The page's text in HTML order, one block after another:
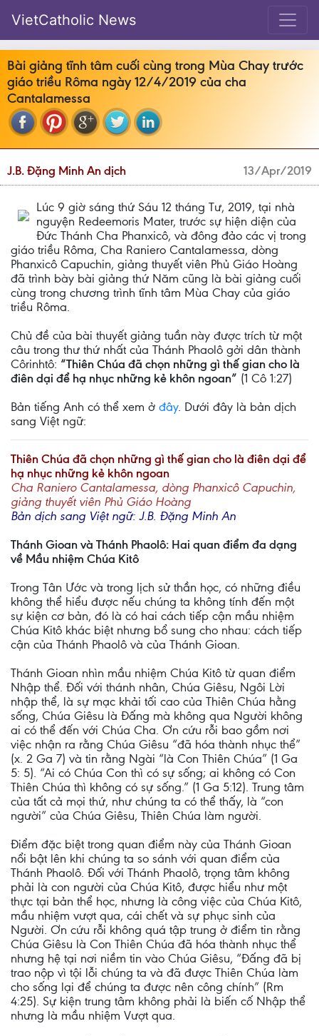
VietCatholic News
Bài giảng tĩnh tâm cuối cùng trong Mùa Chay trước
giáo triều Rôma ngày 12/4/2019 của cha
Cantalamessa
J.B. Đặng Minh An dịch 13/Apr/2019
Lúc 9 giờ sáng thứ Sáu 12 tháng Tư, 2019, tại nhà
nguyện Redeemoris Mater, trước sự hiện diện của
Đức Thánh Cha Phanxicô, và đông đảo các vị trong
giáo triều Rôma, Cha Raniero Cantalamessa, dòng
Phanxicô Capuchin, giảng thuyết viên Phủ Giáo Hoàng
đã trình bày bài giảng thứ Năm cũng là bài giảng cuối
cùng trong chương trình tĩnh tâm Mùa Chay của giáo
triều Rôma.
Chủ đề của bài thuyết giảng tuần này được trích từ một
câu trong thư thứ nhất của Thánh Phaolô gởi dân thành
Côrinhtô: “Thiên Chúa đã chọn những gì thế gian cho là
điên dại để hạ nhục những kẻ khôn ngoan” (1 Cô 1:27)
Bản tiếng Anh có thể xem ở đây. Dưới đây là bản dịch
sang Việt ngữ:
Thiên Chúa đã chọn những gì thế gian cho là điên dại để
hạ nhục những kẻ khôn ngoan
Cha Raniero Cantalamessa, dòng Phanxicô Capuchin,
giảng thuyết viên Phủ Giáo Hoàng
Bản dịch sang Việt ngữ: J.B. Đặng Minh An
Thánh Gioan và Thánh Phaolô: Hai quan điểm đa dạng
về Mầu nhiệm Chúa Kitô
Trong Tân Ước và trong lịch sử thần học, có những điều
không thể hiểu được nếu chúng ta không tính đến một
sự kiện cơ bản, đó là có hai cách tiếp cận mầu nhiệm
Chúa Kitô khác biệt nhưng bổ sung cho nhau: cách tiếp
cận của Thánh Phaolô và của Thánh Gioan.
Thánh Gioan nhìn mầu nhiệm Chúa Kitô từ quan điểm
Nhập thể. Đối với thánh nhân, Chúa Giêsu, Ngôi Lời
nhập thể, là sự mạc khải tối cao của Thiên Chúa hằng
sống, Chúa Giêsu là Đấng mà không qua Người không
ai có thể đến với Chúa Cha. Ơn cứu rỗi bao gồm nơi
việc nhận ra rằng Chúa Giêsu “đã hóa thành nhục thể”
(x. 2 Ga 7) và tin rằng Ngài “là Con Thiên Chúa” (1 Ga
5: 5). “Ai có Chúa Con thì có sự sống; ai không có Con
Thiên Chúa thì không có sự sống.” (1 Ga 5:12). Trung tâm
của tất cả mọi thứ, như chúng ta có thể thấy, là “con
người” của Chúa Giêsu, Thiên Chúa làm người.
Điểm đặc biệt trong quan điểm này của Thánh Gioan
nổi bật lên khi chúng ta so sánh với quan điểm của
Thánh Phaolô. Đối với Thánh Phaolô, trọng tâm không
phải là con người của Chúa Kitô, được hiểu như một
thực tại bản thể học, nhưng là công việc của Chúa Kitô,
mầu nhiệm vượt qua, cái chết và sự phục sinh của
Người. Ơn cứu rỗi không quá tập trung ở điểm tin rằng
Chúa Giêsu là Con Thiên Chúa đã hóa thành nhục thể
nhưng hệ tại nơi niềm tin vào Chúa Giêsu, “Đấng đã bị
trao nộp vì tội lỗi chúng ta và đã được Thiên Chúa làm
cho sống lại để chúng ta được nên công chính” (Rm
4:25). Sự kiện trung tâm không phải là biến cố Nhập thể
nhưng là mầu nhiệm Vượt qua.